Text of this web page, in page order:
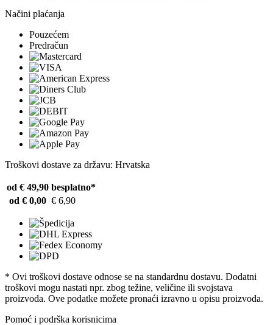
Načini plaćanja
Pouzećem
Predračun
Troškovi dostave za državu: Hrvatska
od € 49,90 besplatno*
od € 0,00 € 6,90
* Ovi troškovi dostave odnose se na standardnu ​​dostavu. Dodatni
troškovi mogu nastati npr. zbog težine, veličine ili svojstava
proizvoda. Ove podatke možete pronaći izravno u opisu proizvoda.
Pomoć i podrška korisnicima